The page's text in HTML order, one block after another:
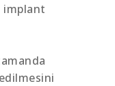
implant